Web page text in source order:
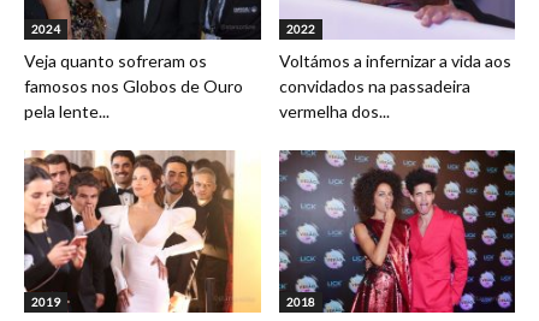
2024
Veja quanto sofreram os
famosos nos Globos de Ouro
pela lente...
2022
Voltámos a infernizar a vida aos
convidados na passadeira
vermelha dos...
2019 2018